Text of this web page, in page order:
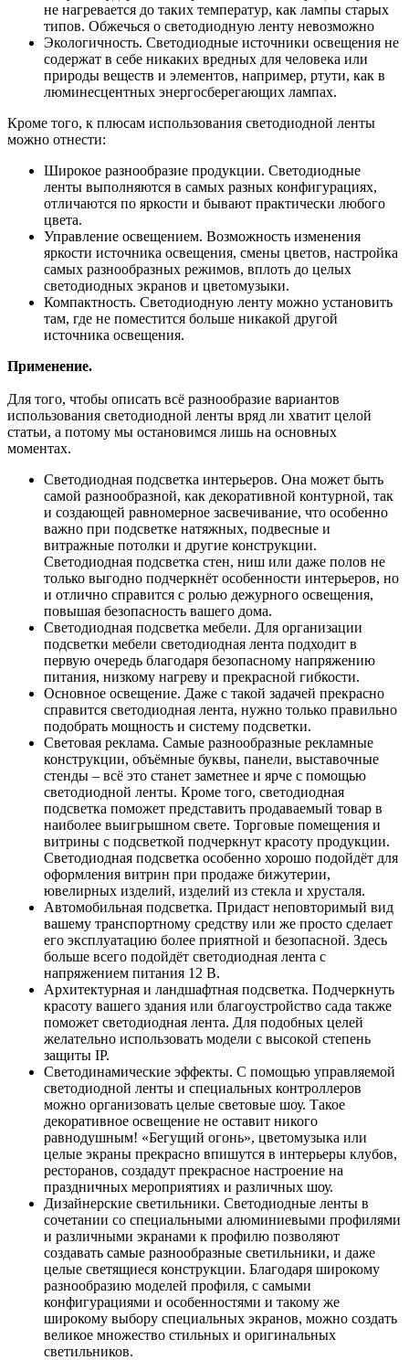
не нагревается до таких температур, как лампы старых
типов. Обжечься о светодиодную ленту невозможно
Экологичность. Светодиодные источники освещения не
содержат в себе никаких вредных для человека или
природы веществ и элементов, например, ртути, как в
люминесцентных энергосберегающих лампах.
Кроме того, к плюсам использования светодиодной ленты
можно отнести:
Широкое разнообразие продукции. Светодиодные
ленты выполняются в самых разных конфигурациях,
отличаются по яркости и бывают практически любого
цвета.
Управление освещением. Возможность изменения
яркости источника освещения, смены цветов, настройка
самых разнообразных режимов, вплоть до целых
светодиодных экранов и цветомузыки.
Компактность. Светодиодную ленту можно установить
там, где не поместится больше никакой другой
источника освещения.
Применение.
Для того, чтобы описать всё разнообразие вариантов
использования светодиодной ленты вряд ли хватит целой
статьи, а потому мы остановимся лишь на основных
моментах.
Светодиодная подсветка интерьеров. Она может быть
самой разнообразной, как декоративной контурной, так
и создающей равномерное засвечивание, что особенно
важно при подсветке натяжных, подвесные и
витражные потолки и другие конструкции.
Светодиодная подсветка стен, ниш или даже полов не
только выгодно подчеркнёт особенности интерьеров, но
и отлично справится с ролью дежурного освещения,
повышая безопасность вашего дома.
Светодиодная подсветка мебели. Для организации
подсветки мебели светодиодная лента подходит в
первую очередь благодаря безопасному напряжению
питания, низкому нагреву и прекрасной гибкости.
Основное освещение. Даже с такой задачей прекрасно
справится светодиодная лента, нужно только правильно
подобрать мощность и систему подсветки.
Световая реклама. Самые разнообразные рекламные
конструкции, объёмные буквы, панели, выставочные
стенды – всё это станет заметнее и ярче с помощью
светодиодной ленты. Кроме того, светодиодная
подсветка поможет представить продаваемый товар в
наиболее выигрышном свете. Торговые помещения и
витрины с подсветкой подчеркнут красоту продукции.
Светодиодная подсветка особенно хорошо подойдёт для
оформления витрин при продаже бижутерии,
ювелирных изделий, изделий из стекла и хрусталя.
Автомобильная подсветка. Придаст неповторимый вид
вашему транспортному средству или же просто сделает
его эксплуатацию более приятной и безопасной. Здесь
больше всего подойдёт светодиодная лента с
напряжением питания 12 В.
Архитектурная и ландшафтная подсветка. Подчеркнуть
красоту вашего здания или благоустройство сада также
поможет светодиодная лента. Для подобных целей
желательно использовать модели с высокой степень
защиты IP.
Светодинамические эффекты. С помощью управляемой
светодиодной ленты и специальных контроллеров
можно организовать целые световые шоу. Такое
декоративное освещение не оставит никого
равнодушным! «Бегущий огонь», цветомузыка или
целые экраны прекрасно впишутся в интерьеры клубов,
ресторанов, создадут прекрасное настроение на
праздничных мероприятиях и различных шоу.
Дизайнерские светильники. Светодиодные ленты в
сочетании со специальными алюминиевыми профилями
и различными экранами к профилю позволяют
создавать самые разнообразные светильники, и даже
целые светящиеся конструкции. Благодаря широкому
разнообразию моделей профиля, с самыми
конфигурациями и особенностями и такому же
широкому выбору специальных экранов, можно создать
великое множество стильных и оригинальных
светильников.